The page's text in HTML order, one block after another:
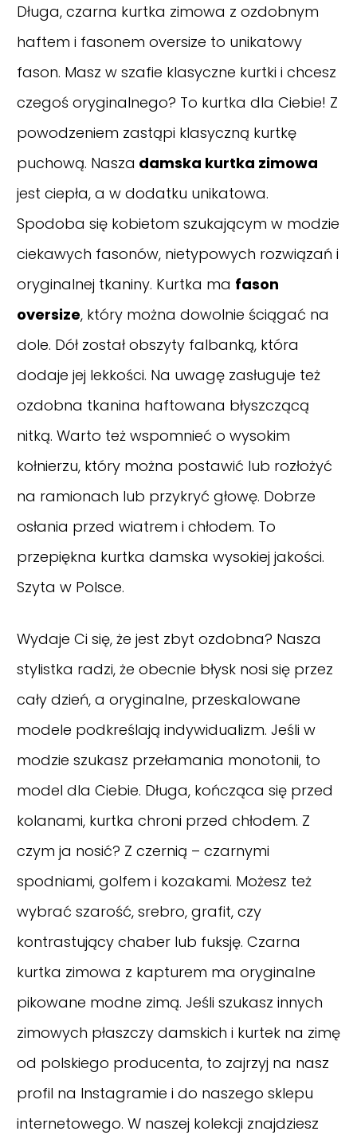
Długa, czarna kurtka zimowa z ozdobnym
haftem i fasonem oversize to unikatowy
fason. Masz w szafie klasyczne kurtki i chcesz
czegoś oryginalnego? To kurtka dla Ciebie! Z
powodzeniem zastąpi klasyczną kurtkę
puchową. Nasza damska kurtka zimowa
jest ciepła, a w dodatku unikatowa.
Spodoba się kobietom szukającym w modzie
ciekawych fasonów, nietypowych rozwiązań i
oryginalnej tkaniny. Kurtka ma fason
oversize, który można dowolnie ściągać na
dole. Dół został obszyty falbanką, która
dodaje jej lekkości. Na uwagę zasługuje też
ozdobna tkanina haftowana błyszczącą
nitką. Warto też wspomnieć o wysokim
kołnierzu, który można postawić lub rozłożyć
na ramionach lub przykryć głowę. Dobrze
osłania przed wiatrem i chłodem. To
przepiękna kurtka damska wysokiej jakości.
Szyta w Polsce.
Wydaje Ci się, że jest zbyt ozdobna? Nasza
stylistka radzi, że obecnie błysk nosi się przez
cały dzień, a oryginalne, przeskalowane
modele podkreślają indywidualizm. Jeśli w
modzie szukasz przełamania monotonii, to
model dla Ciebie. Długa, kończąca się przed
kolanami, kurtka chroni przed chłodem. Z
czym ja nosić? Z czernią – czarnymi
spodniami, golfem i kozakami. Możesz też
wybrać szarość, srebro, grafit, czy
kontrastujący chaber lub fuksję. Czarna
kurtka zimowa z kapturem ma oryginalne
pikowane modne zimą. Jeśli szukasz innych
zimowych płaszczy damskich i kurtek na zimę
od polskiego producenta, to zajrzyj na nasz
profil na Instagramie i do naszego sklepu
internetowego. W naszej kolekcji znajdziesz